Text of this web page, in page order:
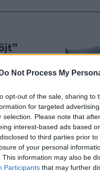
Do Not Process My
opt-out of the sale, sharing
for targeted
selection. Please note that
interest-based ads based
to third parties prior
of your personal
This information may also be
Participants that may further
ki magát,
is